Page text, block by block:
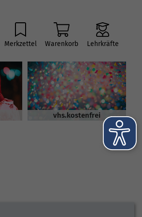
Merkzettel Warenkorb Lehrkräfte
vhs.kostenfrei